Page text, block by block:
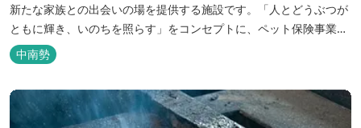
新たな家族との出会いの場を提供する施設です。「人とどうぶつが
ともに輝き、いのちを照らす」をコンセプトに、ペット保険事業を
行うアニコムグループが運営します。また、本施設では、飼い主様
と一緒にVISONへ訪れたペットを一時的にお預かりするペットホテ
ルをご用意しているほか、広々...
中南勢